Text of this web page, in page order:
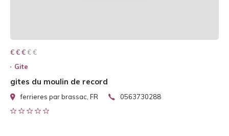
€ € € € €
€ € €
Gite
gites du moulin de record
ferrieres par brassac, FR 0563730288